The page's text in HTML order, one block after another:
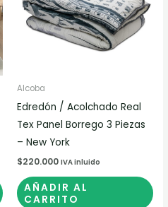
variantes.
se
pueden
elegir
página
producto
Alcoba
Edredón / Acolchado Real
Tex Panel Borrego 3 Piezas
– New York
$220.000 IVA inluido
AÑADIR AL
CARRITO